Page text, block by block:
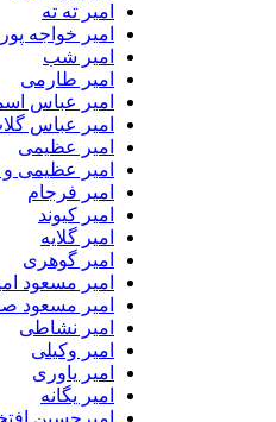
امیر ته ته
امیر خواجه پور
امیر شب
امیر طارمی
امیر عباس
امیر عباس
امیر عظیمی
امیر عظیمی و
امیر فرجام
امیر کیوند
امیر گلایه
امیر گوهری
امیر مسعود
امیر مسعود
امیر نشاطی
امیر وکیلی
امیر یاوری
امیر یگانه
امیرحسین